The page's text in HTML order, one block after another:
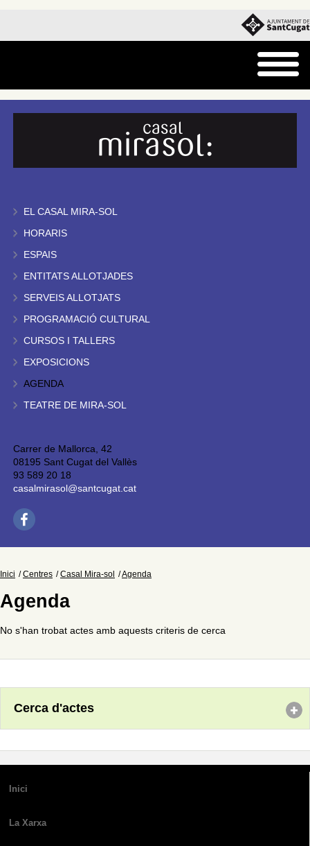
EL CASAL MIRA-SOL
HORARIS
ESPAIS
ENTITATS ALLOTJADES
SERVEIS ALLOTJATS
PROGRAMACIÓ CULTURAL
CURSOS I TALLERS
EXPOSICIONS
AGENDA
TEATRE DE MIRA-SOL
Carrer de Mallorca, 42
08195 Sant Cugat del Vallès
93 589 20 18
casalmirasol@santcugat.cat
Inici Centres Casal Mira-sol Agenda
Agenda
No s'han trobat actes amb aquests criteris de cerca
Cerca d'actes
Inici
La Xarxa